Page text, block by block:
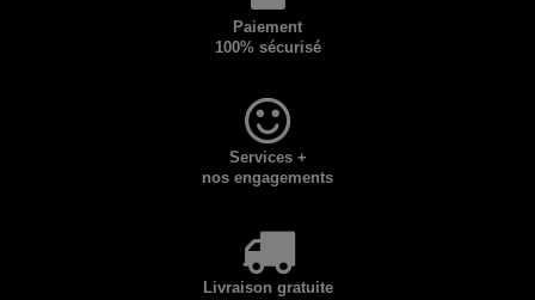
Paiement
100% sécurisé
Services +
nos engagements
Livraison gratuite